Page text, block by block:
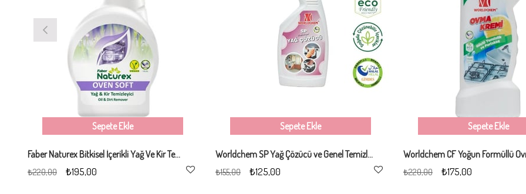
Faber Naturex Bitkisel İçerikli Yağ Ve Kir Temizleyici 750Ml
₺195,00
₺220,00
Sepete Ekle
Worldchem SP Yağ Çözücü ve Genel Temizlik 500ML
₺125,00
₺155,00
Sepete Ekle
₺175,00
₺220,00
Sepete Ekle